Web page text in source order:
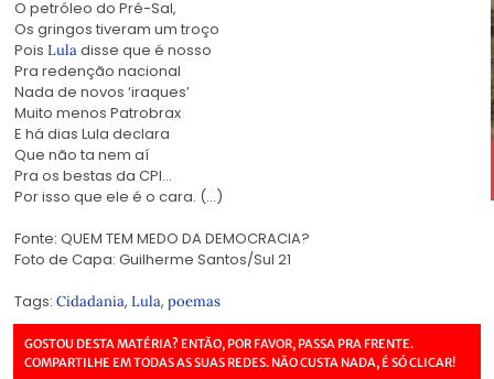
O petróleo do Pré-Sal,
Os gringos tiveram um troço
Pois Luladisse que é nosso
Pra redenção nacional
Nada de novos ‘iraques’
Muito menos Patrobrax
E há dias Lula declara
Que não ta nem aí
Pra os bestas da CPI…
Por isso que ele é o cara. (…)
Fonte: QUEM TEM MEDO DA DEMOCRACIA?
Foto de Capa: Guilherme Santos/Sul 21
Tags: Cidadania, Lula, poemas
GOSTOU DESTA MATÉRIA? ENTÃO, POR FAVOR, PASSA PRA FRENTE.
COMPARTILHE EM TODAS AS SUAS REDES. NÃO CUSTA NADA, É SÓ CLICAR!